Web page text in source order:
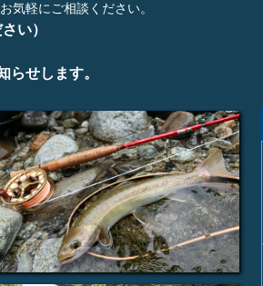
気軽にご相談ください。
い）
せします。